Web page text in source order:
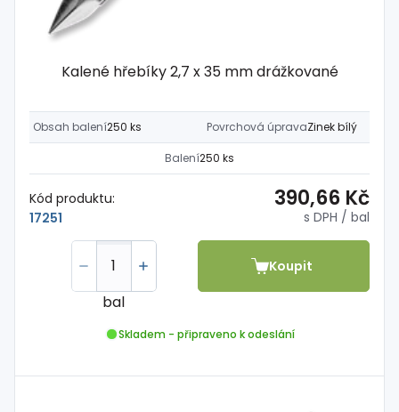
Kalené hřebíky 2,7 x 35 mm drážkované
Obsah balení250 ks Povrchová úpravaZinek bílý
Balení250 ks
Kód produktu:
17251
390,66 Kč
s DPH / bal
bal
Koupit
Skladem - připraveno k odeslání